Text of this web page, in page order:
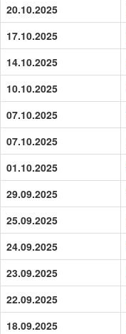
20.10.2025
17.10.2025
14.10.2025
10.10.2025
07.10.2025
07.10.2025
01.10.2025
29.09.2025
25.09.2025
24.09.2025
23.09.2025
22.09.2025
18.09.2025